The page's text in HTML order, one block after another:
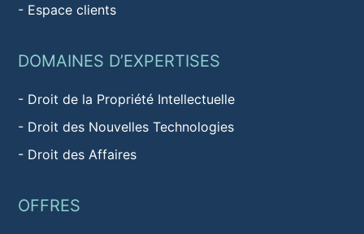
- Espace clients
DOMAINES D’EXPERTISES
- Droit de la Propriété Intellectuelle
- Droit des Nouvelles Technologies
- Droit des Affaires
OFFRES